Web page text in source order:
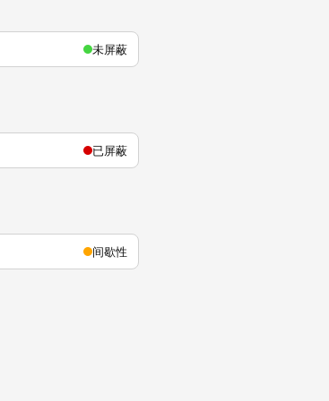
未屏蔽
已屏蔽
间歇性